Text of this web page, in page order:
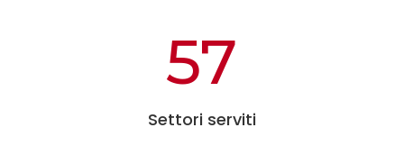
57
Settori serviti